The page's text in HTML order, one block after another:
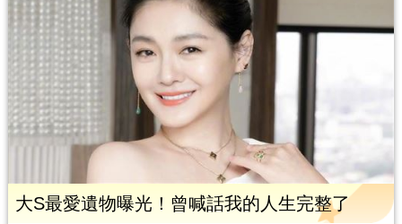
大S最愛遺物曝光！曾喊話我的人生完整了